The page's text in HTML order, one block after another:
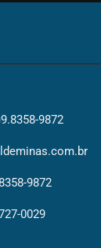
9872
9872
0029